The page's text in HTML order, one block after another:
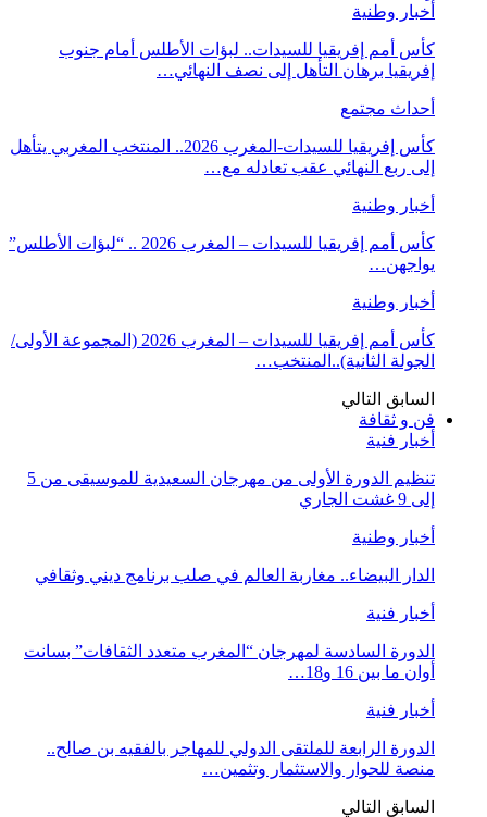
أخبار وطنية
كأس أمم إفريقيا للسيدات.. لبؤات الأطلس أمام جنوب
إفريقيا برهان التأهل إلى نصف النهائي…
أحداث مجتمع
كأس إفريقيا للسيدات-المغرب 2026.. المنتخب المغربي يتأهل
إلى ربع النهائي عقب تعادله مع…
أخبار وطنية
كأس أمم إفريقيا للسيدات – المغرب 2026 .. “لبؤات الأطلس”
يواجهن…
أخبار وطنية
كأس أمم إفريقيا للسيدات – المغرب 2026 (المجموعة الأولى/
الجولة الثانية)..المنتخب…
السابق التالي
فن و ثقافة
أخبار فنية
تنظيم الدورة الأولى من مهرجان السعيدية للموسيقى من 5
إلى 9 غشت الجاري
أخبار وطنية
الدار البيضاء.. مغاربة العالم في صلب برنامج ديني وثقافي
أخبار فنية
الدورة السادسة لمهرجان “المغرب متعدد الثقافات” بسانت
أوان ما بين 16 و18…
أخبار فنية
الدورة الرابعة للملتقى الدولي للمهاجر بالفقيه بن صالح..
منصة للحوار والاستثمار وتثمين…
السابق التالي